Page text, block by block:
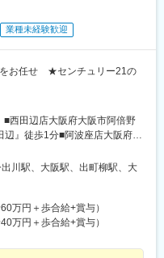
業種未経験歓迎
をお任せ ★センチュリー21の
■西田辺店大阪府大阪市阿倍野
』徒歩1分■阿波座店大阪府大
線『阿波座』徒歩2分■北花田
阪和線『浅香』徒歩8分└
店京都府京都市上京区大原口
町5-54 グラングリーン大阪ゲ
└阪急電鉄・阪神電鉄「大阪
希望次第）※受動喫煙対策：あ
川駅、大阪駅、出町柳駅、大
万円＋歩合給+賞与）
万円＋歩合給+賞与）